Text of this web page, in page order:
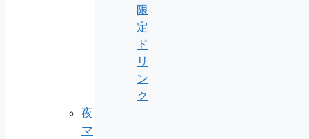
限
定
ド
リ
ン
ク
夜
マ